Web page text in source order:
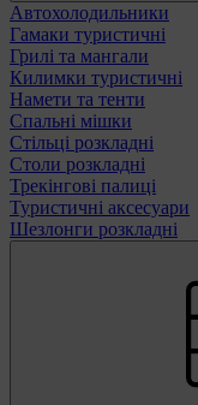
Автохолодильники
Гамаки туристичні
Грилі та мангали
Килимки туристичні
Намети та тенти
Спальні мішки
Стільці розкладні
Столи розкладні
Трекінгові палиці
Туристичні аксесуари
Шезлонги розкладні